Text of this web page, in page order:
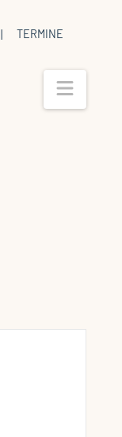
| TERMINE